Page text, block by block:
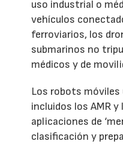
uso industrial o
vehículos
ferroviarios, los
submarinos no
médicos y de
Los robots
incluidos los AMR y
aplicaciones de
clasificación y